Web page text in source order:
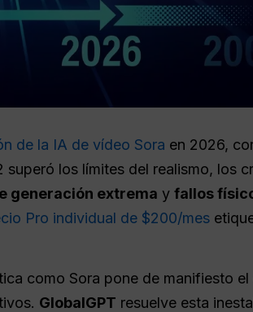
de la IA de vídeo Sora en 2026,
los límites del realismo, los
generación extrema y fallos
Pro individual de $200/mes
como Sora pone de manifiesto
GlobalGPT resuelve esta